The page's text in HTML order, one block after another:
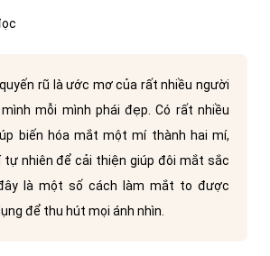
rũ là ước mơ của rất nhiều người
mỗi mình phái đẹp. Có rất nhiều
biến hóa mắt một mí thành hai mí,
tự nhiên để cải thiện giúp đôi mắt sắc
là một số cách làm mắt to được
để thu hút mọi ánh nhìn.